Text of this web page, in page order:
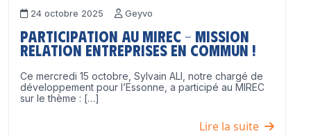
24 octobre 2025 Geyvo
Participation au MIREC – Mission
Relation Entreprises en Commun !
Ce mercredi 15 octobre, Sylvain ALI, notre chargé de
développement pour l’Essonne, a participé au MIREC
sur le thème : […]
Lire la suite